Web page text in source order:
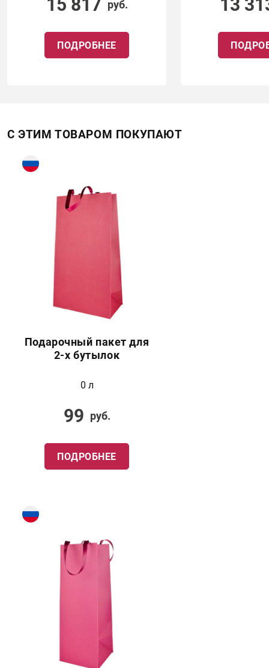
15 817 руб.
ПОДРОБНЕЕ
13
С ЭТИМ ТОВАРОМ ПОКУПАЮТ
Подарочный пакет для
2-х бутылок
0 л
99 руб.
ПОДРОБНЕЕ